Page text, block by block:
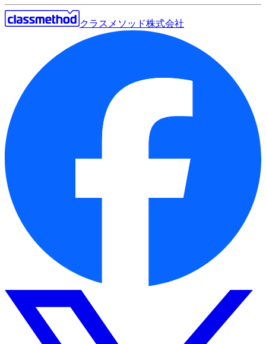
クラスメソッド株式会社